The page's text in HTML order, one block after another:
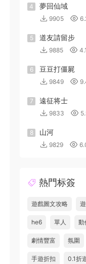
4 夢回仙域
9905
5 道友請留步
9885
6 豆豆打僵屍
9849
7 遠征将士
9833
8 山河
9829
熱門标簽
遊戲圖文攻略
he6 單人 動
劇情豐富 氛圍
手遊折扣 0.1折